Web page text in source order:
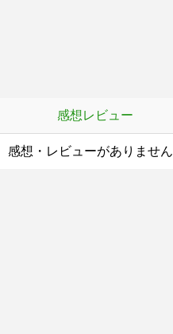
感想レビュー
感想・レビューがありません